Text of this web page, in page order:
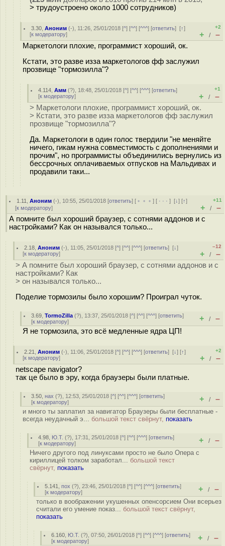
> трудоустроено около 1000 сотрудников)
3.30 ,Аноним (-), 11:26, 25/01/2018 [^] [^^] [^^^] [ответить][↑]
[к модератору]
+2
+ / –
Маркетологи плохие, программист хороший, ок.
Кстати, это разве изза маркетологов фф заслужил
прозвище "тoрмозилла"?
4.114 ,Амм (?), 18:48, 25/01/2018 [^] [^^] [^^^] [ответить]
[к модератору]
+1
+ / –
> Маркетологи плохие, программист хороший, ок.
> Кстати, это разве изза маркетологов фф заслужил
прозвище "тoрмозилла"?
Да. Маркетологи в один голос твердили "не меняйте
ничего, гикам нужна совместимость с дополнениями и
прочим", но программисты объединились вернулись из
бессрочных оплачиваемых отпусков на Мальдивах и
продавили таки...
1.11 ,Аноним (-), 10:55, 25/01/2018 [ответить] [ ﹢﹢﹢] [ · · ·][↓] [↑]
[к модератору]
+11
+ / –
А помните был хороший браузер, с сотнями аддонов и с
настройками? Как он назывался только...
2.18 ,Аноним (-), 11:05, 25/01/2018 [^] [^^] [^^^] [ответить][↓]
[к модератору]
–12
+ / –
> А помните был хороший браузер, с сотнями аддонов и с
настройками? Как
> он назывался только...
Поделие тормозилы было хорошим? Проиграл чуток.
3.69 ,TormoZilla (?), 13:37, 25/01/2018 [^] [^^] [^^^] [ответить]
[к модератору] + / –
Я не тормозила, это всё медленные ядра ЦП!
2.21 ,Аноним (-), 11:06, 25/01/2018 [^] [^^] [^^^] [ответить][↓] [↑]
[к модератору]
+2
+ / –
netscape navigator?
так це было в эру, когда браузеры были платные.
3.50 ,нах (?), 12:53, 25/01/2018 [^] [^^] [^^^] [ответить]
[к модератору] + / –
и много ты заплатил за навигатор Браузеры были бесплатные -
всегда неудачный э... большой текст свёрнут, показать
4.98 Ю.Т. (?), 17:31, 25/01/2018 [^] [^^] [^^^] [ответить]
[к модератору] + / –
Ничего другого под линуксами просто не было Опера с
кириллицей толком заработал... большой текст
свёрнут, показать
5.141 ,пох (?), 23:46, 25/01/2018 [^] [^^] [^^^] [ответить]
[к модератору] + / –
только в воображении укушенных опенсорсием Они всерьез
считали его умение показ... большой текст свёрнут,
показать
6.160 Ю.Т. (?), 07:50, 26/01/2018 [^] [^^] [^^^] [ответить]
[к модератору] + / –